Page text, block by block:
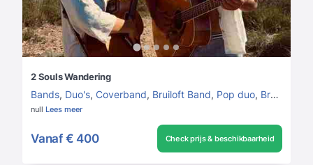
2 Souls Wandering
Bands, Duo's, Coverband, Bruiloft Band, Pop duo, Bruiloft
null Lees meer
Vanaf € 400 Check prijs & beschikbaarheid